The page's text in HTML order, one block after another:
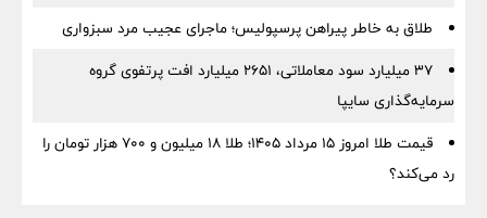
طلاق به خاطر پیراهن پرسپولیس؛ ماجرای عجیب مرد سبزواری
۳۷ میلیارد سود معاملاتی، ۲۶۵۱ میلیارد افت پرتفوی گروه
سرمایه‌گذاری سایپا
قیمت طلا امروز ۱۵ مرداد ۱۴۰۵؛ طلا ۱۸ میلیون و ۷۰۰ هزار تومان را
رد می‌کند؟